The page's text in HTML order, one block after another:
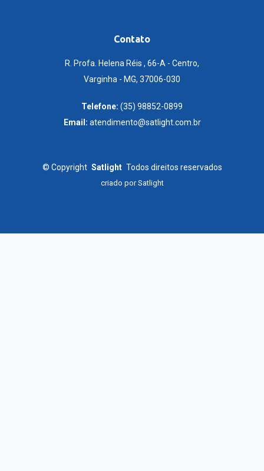
Contato
R. Profa. Helena Réis , 66-A - Centro,
Varginha - MG, 37006-030
Telefone: (35) 98852-0899
Email: atendimento@satlight.com.br
© Copyright Satlight Todos direitos reservados
criado porSatlight